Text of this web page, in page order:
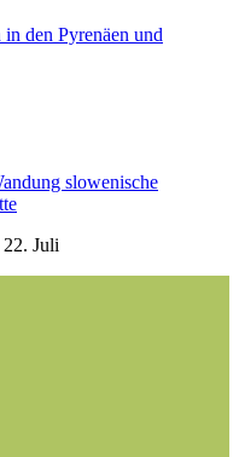
den Pyrenäen und
slowenische
22. Juli